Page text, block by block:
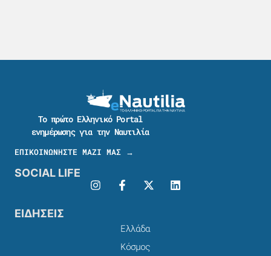
Το πρώτο Ελληνικό Portal
ενημέρωσης για την Ναυτιλία
ΕΠΙΚΟΙΝΩΝΗΣΤΕ ΜΑΖΙ ΜΑΣ →
SOCIAL LIFE
ΕΙΔΗΣΕΙΣ
Ελλάδα
Κόσμος